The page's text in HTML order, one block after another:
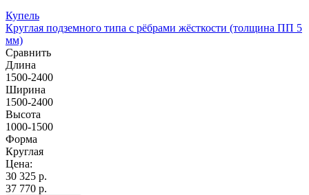
Купель
Круглая подземного типа с рёбрами жёсткости (толщина ПП 5
мм)
Сравнить
Длина
1500-2400
Ширина
1500-2400
Высота
1000-1500
Форма
Круглая
Цена:
30 325 р.
37 770 р.